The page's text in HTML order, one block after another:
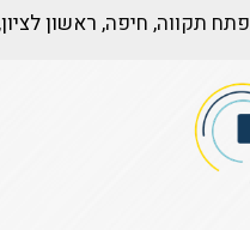
פתח תקווה, חיפה, ראשון